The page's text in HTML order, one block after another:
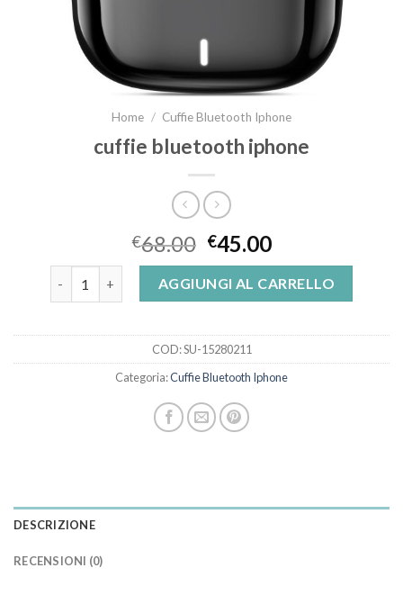
Home / Cuffie Bluetooth Iphone
cuffie bluetooth iphone
€68.00 €45.00
cuffie bluetooth iphone quantità
AGGIUNGI AL CARRELLO
COD:SU-15280211
Categoria:Cuffie Bluetooth Iphone
DESCRIZIONE
RECENSIONI (0)